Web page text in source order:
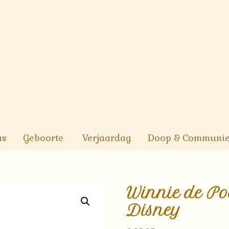
Geboorte Verjaardag Doop & Communie
Winnie de
Disney